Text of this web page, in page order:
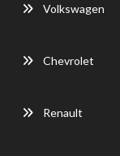
Volkswagen
Chevrolet
Renault